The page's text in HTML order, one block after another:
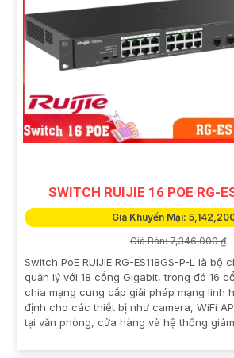
SWITCH RUIJIE 16 POE RG-
Giá Khuyến Mại:
Giá Bán: 7,346,000 ₫
Switch PoE RUIJIE RG-ES118GS-P-L là bộ
quản lý với 18 cổng Gigabit, trong đó 16
chia mạng cung cấp giải pháp mạng linh
định cho các thiết bị như camera, WiFi
tại văn phòng, cửa hàng và hệ thống